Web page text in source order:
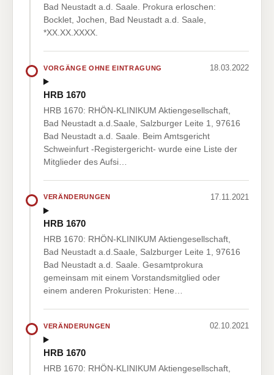
Bad Neustadt a.d. Saale. Prokura erloschen:
Bocklet, Jochen, Bad Neustadt a.d. Saale,
*XX.XX.XXXX.
VORGÄNGE OHNE EINTRAGUNG 18.03.2022
HRB 1670
HRB 1670: RHÖN-KLINIKUM Aktiengesellschaft,
Bad Neustadt a.d.Saale, Salzburger Leite 1, 97616
Bad Neustadt a.d. Saale. Beim Amtsgericht
Schweinfurt -Registergericht- wurde eine Liste der
Mitglieder des Aufsi…
VERÄNDERUNGEN 17.11.2021
HRB 1670
HRB 1670: RHÖN-KLINIKUM Aktiengesellschaft,
Bad Neustadt a.d.Saale, Salzburger Leite 1, 97616
Bad Neustadt a.d. Saale. Gesamtprokura
gemeinsam mit einem Vorstandsmitglied oder
einem anderen Prokuristen: Hene…
VERÄNDERUNGEN 02.10.2021
HRB 1670
HRB 1670: RHÖN-KLINIKUM Aktiengesellschaft,